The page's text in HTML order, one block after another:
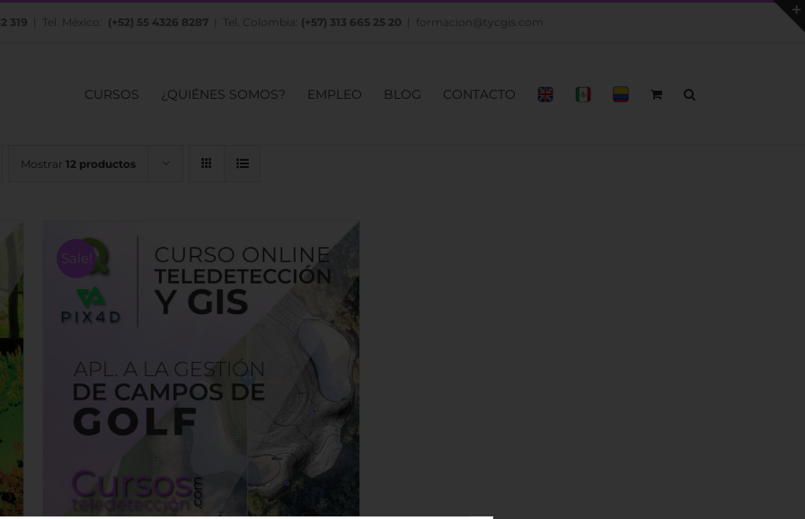
319 | Tel. México: (+52) 55 4326 8287 | Tel. Colombia: (+57) 313 665 25 20 formacion@tycgis.com
CURSOS ¿QUIÉNES SOMOS? EMPLEO BLOG CONTACTO
Mostrar 12 productos
Sale!